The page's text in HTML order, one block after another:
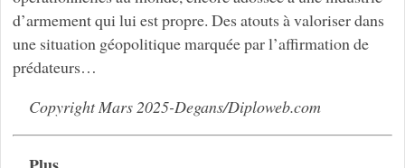
d’armement qui lui est propre. Des atouts à valoriser dans
une situation géopolitique marquée par l’affirmation de
prédateurs…
Copyright Mars 2025-Degans/Diploweb.com